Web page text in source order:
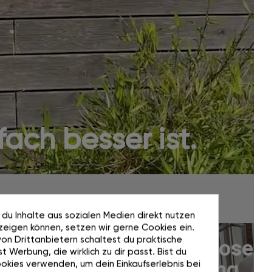
besser ist.
Umbauen.
Kostenlose
Inhalte aus sozialen Medien direkt nutzen
können, setzen wir gerne Cookies ein.
Drittanbietern schaltest du praktische
Werbung, die wirklich zu dir passt. Bist du
verwenden, um dein Einkaufserlebnis bei